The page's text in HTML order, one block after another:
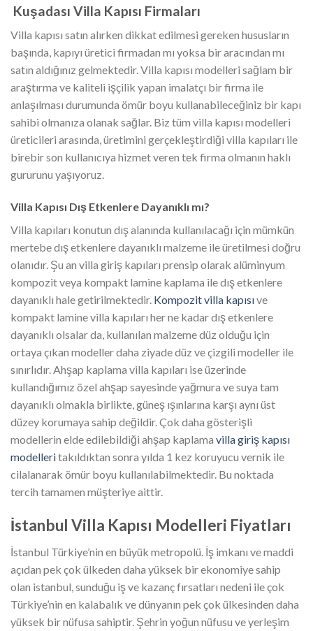
Kuşadası Villa Kapısı Firmaları
Villa kapısı satın alırken dikkat edilmesi gereken hususların
başında, kapıyı üretici firmadan mı yoksa bir aracından mı
satın aldığınız gelmektedir. Villa kapısı modelleri sağlam bir
araştırma ve kaliteli işçilik yapan imalatçı bir firma ile
anlaşılması durumunda ömür boyu kullanabileceğiniz bir kapı
sahibi olmanıza olanak sağlar. Biz tüm villa kapısı modelleri
üreticileri arasında, üretimini gerçekleştirdiği villa kapıları ile
birebir son kullanıcıya hizmet veren tek firma olmanın haklı
gururunu yaşıyoruz.
Villa Kapısı Dış Etkenlere Dayanıklı mı?
Villa kapıları konutun dış alanında kullanılacağı için mümkün
mertebe dış etkenlere dayanıklı malzeme ile üretilmesi doğru
olanıdır. Şu an villa giriş kapıları prensip olarak alüminyum
kompozit veya kompakt lamine kaplama ile dış etkenlere
dayanıklı hale getirilmektedir. Kompozit villa kapısıve
kompakt lamine villa kapıları her ne kadar dış etkenlere
dayanıklı olsalar da, kullanılan malzeme düz olduğu için
ortaya çıkan modeller daha ziyade düz ve çizgili modeller ile
sınırlıdır. Ahşap kaplama villa kapıları ise üzerinde
kullandığımız özel ahşap sayesinde yağmura ve suya tam
dayanıklı olmakla birlikte, güneş ışınlarına karşı aynı üst
düzey korumaya sahip değildir. Çok daha gösterişli
modellerin elde edilebildiği ahşap kaplama villa giriş kapısı
modelleritakıldıktan sonra yılda 1 kez koruyucu vernik ile
cilalanarak ömür boyu kullanılabilmektedir. Bu noktada
tercih tamamen müşteriye aittir.
İstanbul Villa Kapısı Modelleri Fiyatları
İstanbul Türkiye’nin en büyük metropolü. İş imkanı ve maddi
açıdan pek çok ülkeden daha yüksek bir ekonomiye sahip
olan istanbul, sunduğu iş ve kazanç fırsatları nedeni ile çok
Türkiye’nin en kalabalık ve dünyanın pek çok ülkesinden daha
yüksek bir nüfusa sahiptir. Şehrin yoğun nüfusu ve yerleşim